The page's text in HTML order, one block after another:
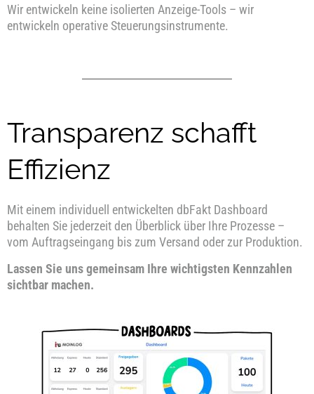
Wir entwickeln keine isolierten Anzeige-Tools – wir
entwickeln operative Steuerungsinstrumente.
Transparenz schafft
Effizienz
Mit einem individuell entwickelten dbFakt Dashboard
behalten Sie jederzeit den Überblick über Ihre Prozesse –
vom Auftragseingang bis zum Versand oder zur Produktion.
Lassen Sie uns gemeinsam Ihre wichtigsten Kennzahlen
sichtbar machen.